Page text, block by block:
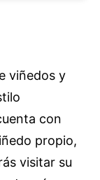
viñedos y
con
propio,
visitar su